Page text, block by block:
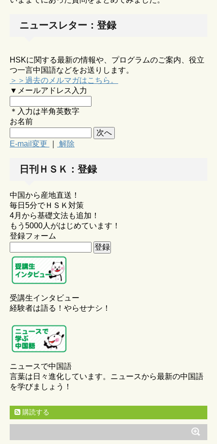
ニュースレター：登録
HSKに関する最新の情報や、プログラムのご案内、役立
つ一言中国語などをお送りします。
＞＞過去のメルマガはこちら。
▼メールアドレス入力
＊入力は半角英数字
お名前
E-mail変更 解除
日刊ＨＳＫ：登録
中国から産地直送！
毎日5分でＨＳＫ対策
4月から基礎文法も追加！
もう5000人がはじめています！
登録フォーム
受講生インタビュー
経験者は語る！やらせナシ！
ニュースで中国語
言葉は日々進化しています。ニュースから最新の中国語
を学びましょう！
購読する